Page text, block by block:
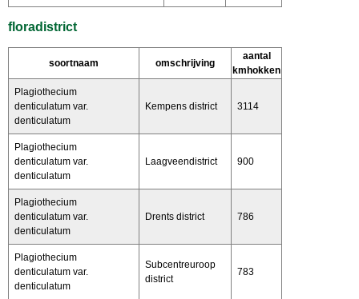
floradistrict
soortnaam omschrijving
aantal
kmhokken
Plagiothecium
denticulatum var.
denticulatum
Kempens district 3114
Plagiothecium
denticulatum var.
denticulatum
Laagveendistrict 900
Plagiothecium
denticulatum var.
denticulatum
Drents district 786
Plagiothecium
denticulatum var.
denticulatum
Subcentreuroop
district
783